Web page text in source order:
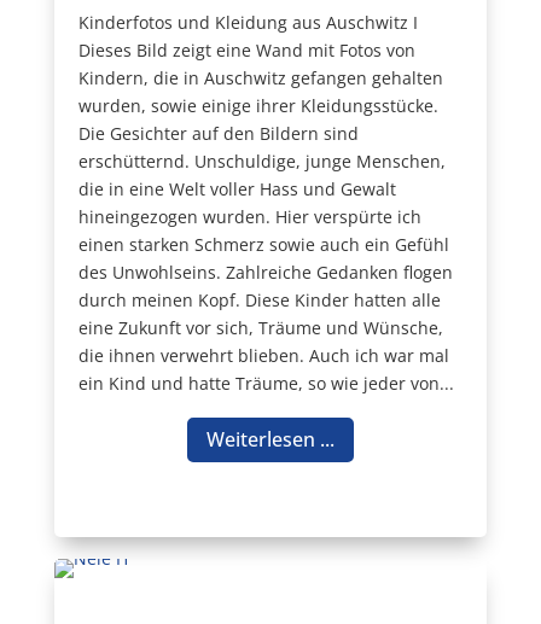
Kinderfotos und Kleidung aus Auschwitz I
Dieses Bild zeigt eine Wand mit Fotos von
Kindern, die in Auschwitz gefangen gehalten
wurden, sowie einige ihrer Kleidungsstücke.
Die Gesichter auf den Bildern sind
erschütternd. Unschuldige, junge Menschen,
die in eine Welt voller Hass und Gewalt
hineingezogen wurden. Hier verspürte ich
einen starken Schmerz sowie auch ein Gefühl
des Unwohlseins. Zahlreiche Gedanken flogen
durch meinen Kopf. Diese Kinder hatten alle
eine Zukunft vor sich, Träume und Wünsche,
die ihnen verwehrt blieben. Auch ich war mal
ein Kind und hatte Träume, so wie jeder von...
Weiterlesen ...